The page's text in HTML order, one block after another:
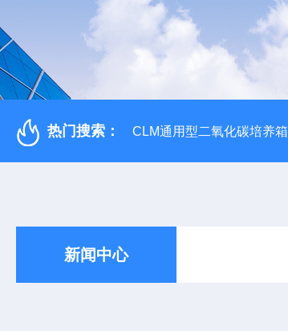
热门搜索： CLM通用型二氧化碳培养箱
新闻中心